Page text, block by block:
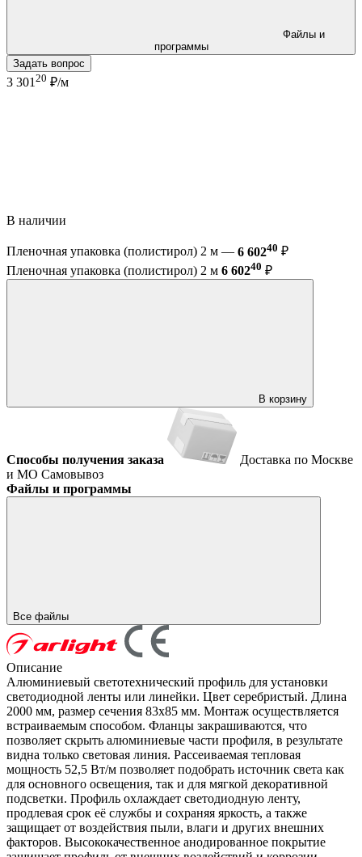
программы
Задать вопрос
3 301 20 ₽/м
В наличии
Пленочная упаковка (полистирол) 2 м — 6 60240 ₽
Пленочная упаковка (полистирол) 2 м 6 60240 ₽
В корзину
Способы получения заказа
Доставка по Москве
и МО Самовывоз
Файлы и программы
Все файлы
Описание
Алюминиевый светотехнический профиль для установки
светодиодной ленты или линейки. Цвет серебристый. Длина
2000 мм, размер сечения 83х85 мм. Монтаж осуществляется
встраиваемым способом. Фланцы закрашиваются, что
позволяет скрыть алюминиевые части профиля, в результате
видна только световая линия. Рассеиваемая тепловая
мощность 52,5 Вт/м позволяет подобрать источник света как
для основного освещения, так и для мягкой декоративной
подсветки. Профиль охлаждает светодиодную ленту,
продлевая срок её службы и сохраняя яркость, а также
защищает от воздействия пыли, влаги и других внешних
факторов. Высококачественное анодированное покрытие